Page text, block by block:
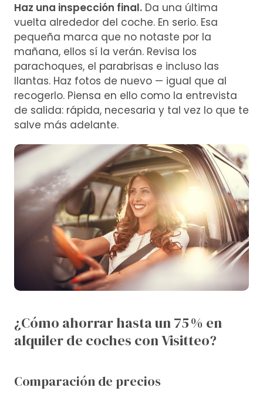
Haz una inspección final. Da una última
vuelta alrededor del coche. En serio. Esa
pequeña marca que no notaste por la
mañana, ellos sí la verán. Revisa los
parachoques, el parabrisas e incluso las
llantas. Haz fotos de nuevo — igual que al
recogerlo. Piensa en ello como la entrevista
de salida: rápida, necesaria y tal vez lo que te
salve más adelante.
¿Cómo ahorrar hasta un 75 % en
alquiler de coches con Visitteo?
Comparación de precios